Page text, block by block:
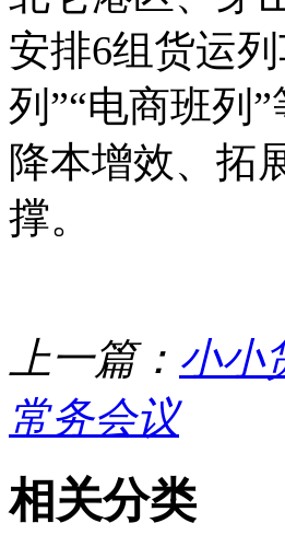
安排6组货运
列”“电商班列
降本增效、拓
撑。
上一篇： 小小
常务会议
相关分类